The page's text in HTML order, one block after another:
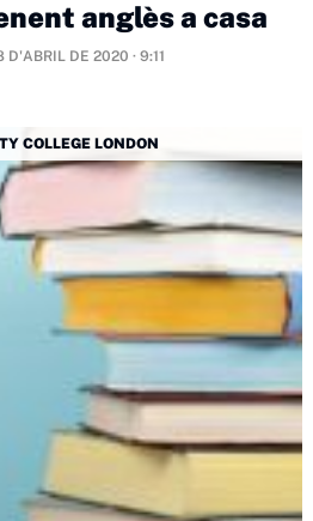
anglès a casa
D'ABRIL DE 2020 · 9:11
COLLEGE LONDON